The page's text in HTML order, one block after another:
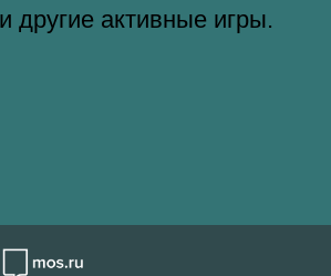
другие активные игры.